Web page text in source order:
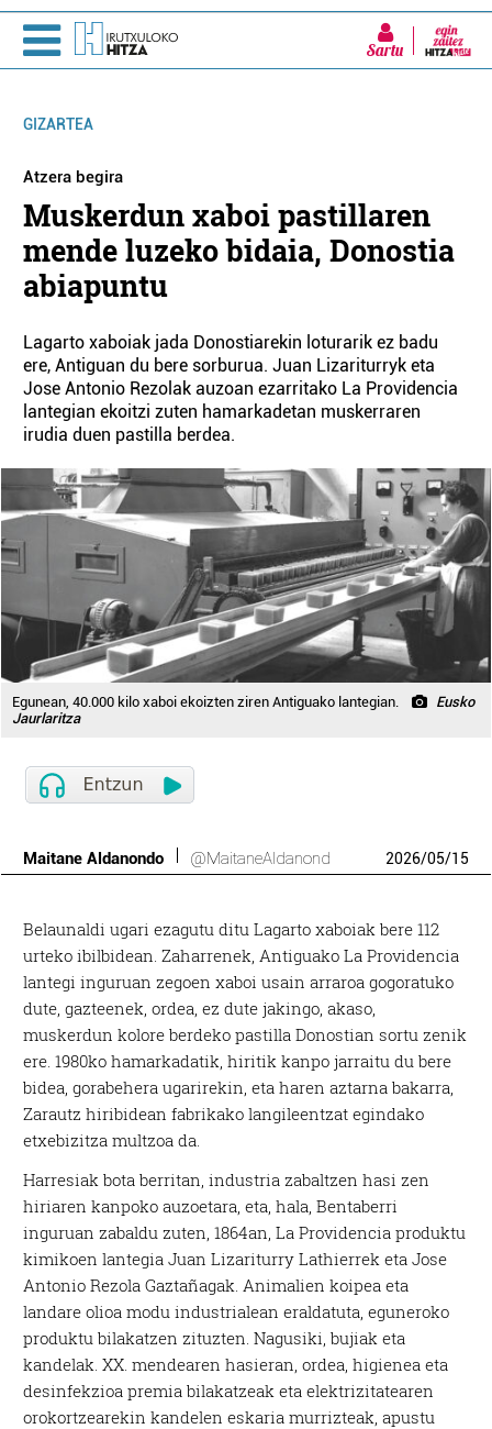
Sartu
GIZARTEA
Atzera begira
Muskerdun xaboi pastillaren
mende luzeko bidaia, Donostia
abiapuntu
Lagarto xaboiak jada Donostiarekin loturarik ez badu
ere, Antiguan du bere sorburua. Juan Lizariturryk eta
Jose Antonio Rezolak auzoan ezarritako La Providencia
lantegian ekoitzi zuten hamarkadetan muskerraren
irudia duen pastilla berdea.
Egunean, 40.000 kilo xaboi ekoizten ziren Antiguako lantegian.
Eusko
Jaurlaritza
Maitane Aldanondo @MaitaneAldanond 2026/05/15
Belaunaldi ugari ezagutu ditu Lagarto xaboiak bere 112
urteko ibilbidean. Zaharrenek, Antiguako La Providencia
lantegi inguruan zegoen xaboi usain arraroa gogoratuko
dute, gazteenek, ordea, ez dute jakingo, akaso,
muskerdun kolore berdeko pastilla Donostian sortu zenik
ere. 1980ko hamarkadatik, hiritik kanpo jarraitu du bere
bidea, gorabehera ugarirekin, eta haren aztarna bakarra,
Zarautz hiribidean fabrikako langileentzat egindako
etxebizitza multzoa da.
Harresiak bota berritan, industria zabaltzen hasi zen
hiriaren kanpoko auzoetara, eta, hala, Bentaberri
inguruan zabaldu zuten, 1864an, La Providencia produktu
kimikoen lantegia Juan Lizariturry Lathierrek eta Jose
Antonio Rezola Gaztañagak. Animalien koipea eta
landare olioa modu industrialean eraldatuta, eguneroko
produktu bilakatzen zituzten. Nagusiki, bujiak eta
kandelak. XX. mendearen hasieran, ordea, higienea eta
desinfekzioa premia bilakatzeak eta elektrizitatearen
orokortzearekin kandelen eskaria murrizteak, apustu